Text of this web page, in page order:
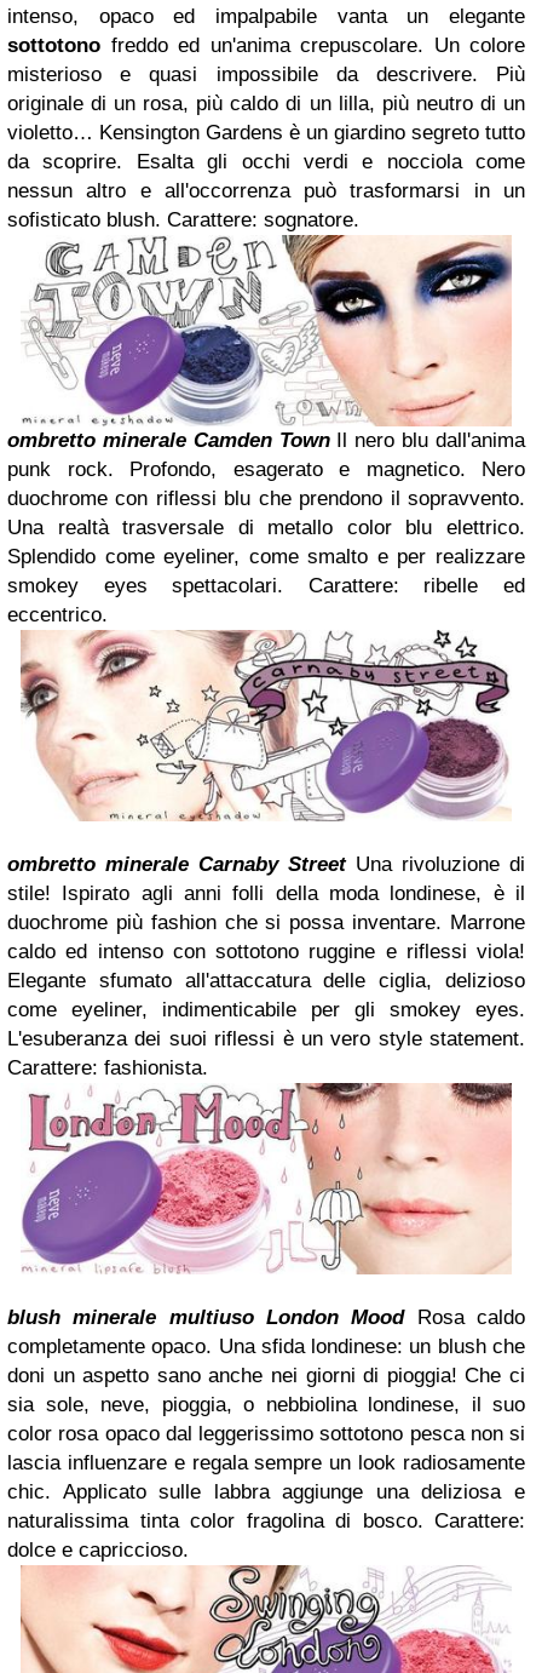
intenso, opaco ed impalpabile vanta un elegante
sottotono freddo ed un'anima crepuscolare. Un colore
misterioso e quasi impossibile da descrivere. Più
originale di un rosa, più caldo di un lilla, più neutro di un
violetto… Kensington Gardens è un giardino segreto tutto
da scoprire.
Esalta gli occhi verdi e nocciola come
nessun altro e all'occorrenza può trasformarsi in un
sofisticato blush. Carattere: sognatore.
ombretto minerale Camden Town Il nero blu dall'anima
punk rock.
Profondo, esagerato e magnetico. Nero
duochrome con riflessi blu che prendono il sopravvento.
Una realtà trasversale di metallo color blu elettrico.
Splendido come eyeliner, come smalto e per realizzare
smokey eyes spettacolari.
Carattere: ribelle ed
eccentrico.
ombretto minerale Carnaby Street Una rivoluzione di
stile! Ispirato agli anni folli della moda londinese, è il
duochrome più fashion che si possa inventare. Marrone
caldo ed intenso con sottotono ruggine e riflessi viola!
Elegante sfumato all'attaccatura delle ciglia, delizioso
come eyeliner, indimenticabile per gli smokey eyes.
L'esuberanza dei suoi riflessi è un vero style statement.
Carattere: fashionista.
blush minerale multiuso London Mood
Rosa caldo
completamente opaco. Una sfida londinese: un blush che
doni un aspetto sano anche nei giorni di pioggia! Che ci
sia sole, neve, pioggia, o nebbiolina londinese, il suo
color rosa opaco dal leggerissimo sottotono pesca non si
lascia influenzare e regala sempre un look radiosamente
chic. Applicato sulle labbra aggiunge una deliziosa e
naturalissima tinta color fragolina di bosco. Carattere:
dolce e capriccioso.